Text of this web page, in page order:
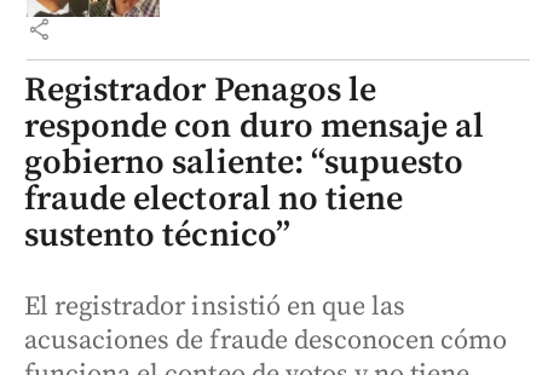
share
Registrador Penagos le
responde con duro mensaje al
gobierno saliente: “supuesto
fraude electoral no tiene
sustento técnico”
El registrador insistió en que las
acusaciones de fraude desconocen cómo